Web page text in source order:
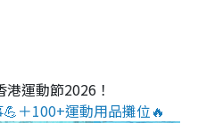
港運動節2026！
＋100+運動用品攤位🔥